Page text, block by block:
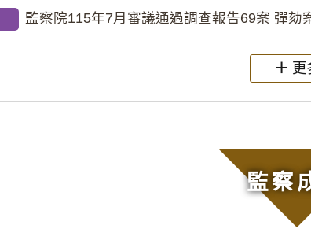
監察院115年7月審議通過調查報告69案 彈劾
更
監察